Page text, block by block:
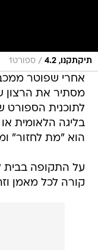
תיקתקנו, 4.2 / ספורט1
אחרי שפוטר
מסתיר את הרצון
בליגה הלאומית
הוא "מת לחזור"
על התקופה בבית
קורה לכל מאמן